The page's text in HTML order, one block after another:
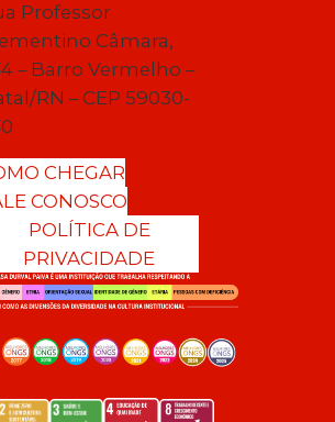
Professor
Câmara,
– Barro Vermelho –
RN – CEP 59030-
CHEGAR
CONOSCO
POLÍTICA DE
PRIVACIDADE